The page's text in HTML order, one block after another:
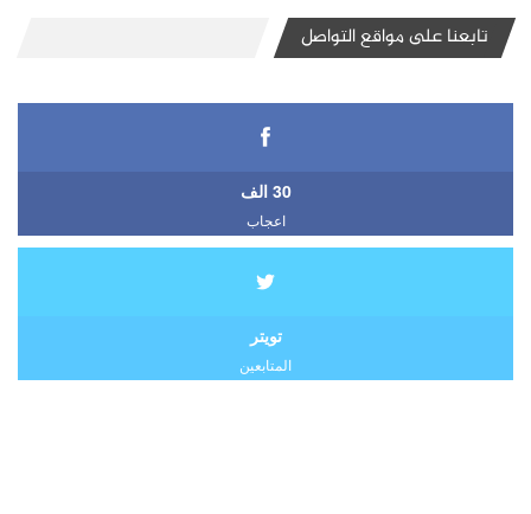
تابعنا على مواقع التواصل
30 الف
اعجاب
تويتر
المتابعين